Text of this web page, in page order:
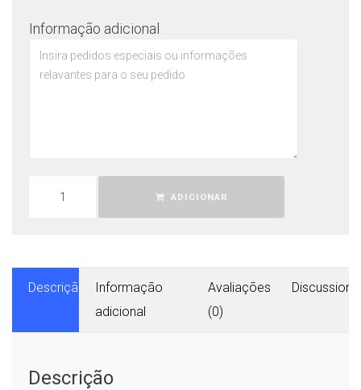
Informação adicional
ADICIONAR
Descrição
Informação
adicional
Avaliações
(0)
Discussions
Descrição